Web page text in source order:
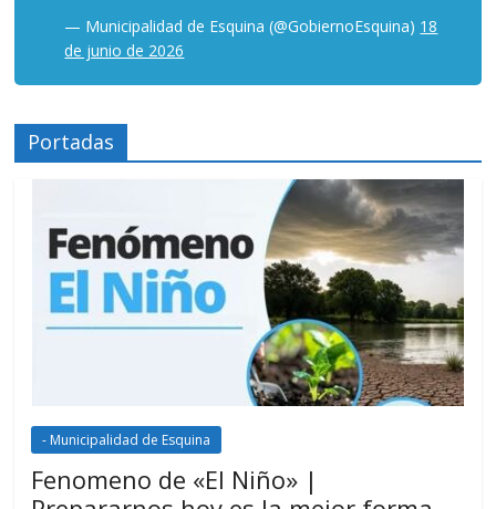
— Municipalidad de Esquina (@GobiernoEsquina) 18
de junio de 2026
Portadas
- Municipalidad de Esquina
Fenomeno de «El Niño» |